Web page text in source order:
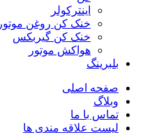
اینترکولر
خنک کن روغن موتور
خنک کن گیربکس
هواکش موتور
بلبرینگ
صفحه اصلی
وبلاگ
تماس با ما
لیست علاقه مندی ها